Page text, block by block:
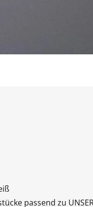
passend zu